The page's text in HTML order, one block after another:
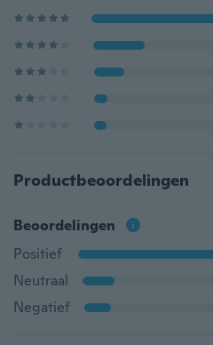
Productbeoordelingen
Beoordelingen
Positief
Neutraal
Negatief